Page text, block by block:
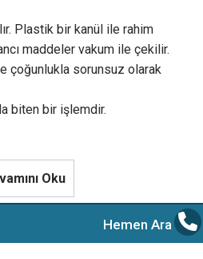
Plastik bir kanül ile rahim
maddeler vakum ile çekilir.
çoğunlukla sorunsuz olarak
biten bir işlemdir.
Oku
Hemen Ara